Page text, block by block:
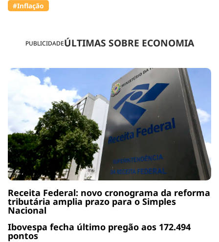
PUBLICIDADEÚLTIMAS SOBRE ECONOMIA
Receita Federal: novo cronograma da reforma
tributária amplia prazo para o Simples
Nacional
Ibovespa fecha último pregão aos 172.494
pontos
#Inflação